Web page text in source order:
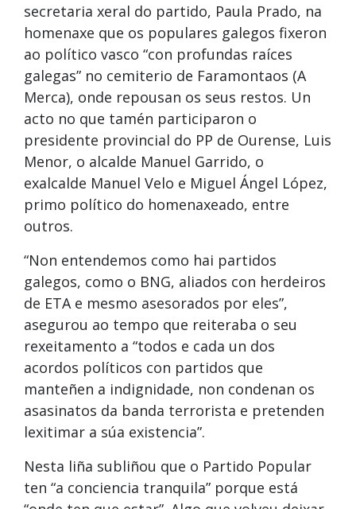
secretaria xeral do partido, Paula Prado, na
homenaxe que os populares galegos fixeron
ao político vasco “con profundas raíces
galegas” no cemiterio de Faramontaos (A
Merca), onde repousan os seus restos. Un
acto no que tamén participaron o
presidente provincial do PP de Ourense, Luis
Menor, o alcalde Manuel Garrido, o
exalcalde Manuel Velo e Miguel Ángel López,
primo político do homenaxeado, entre
outros.
“Non entendemos como hai partidos
galegos, como o BNG, aliados con herdeiros
de ETA e mesmo asesorados por eles”,
asegurou ao tempo que reiteraba o seu
rexeitamento a “todos e cada un dos
acordos políticos con partidos que
manteñen a indignidade, non condenan os
asasinatos da banda terrorista e pretenden
lexitimar a súa existencia”.
Nesta liña subliñou que o Partido Popular
ten “a conciencia tranquila” porque está